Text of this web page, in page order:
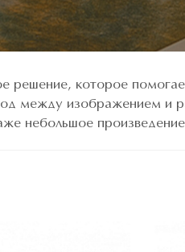
решение, которое
между изображением и
небольшое